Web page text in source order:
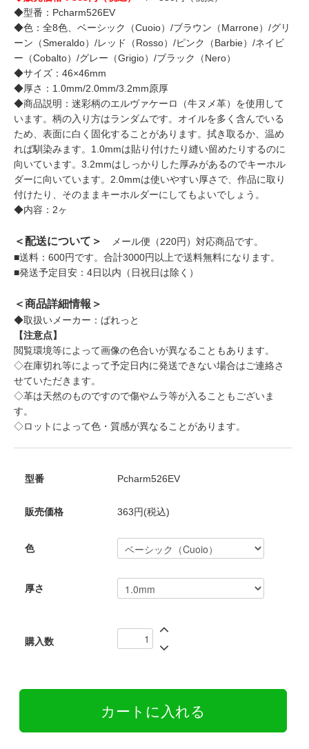
◆型番：Pcharm526EV
◆色：全8色、ベーシック（Cuoio）/ブラウン（Marrone）/グリ
ーン（Smeraldo）/レッド（Rosso）/ピンク（Barbie）/ネイビ
ー（Cobalto）/グレー（Grigio）/ブラック（Nero）
◆サイズ：46×46mm
◆厚さ：1.0mm/2.0mm/3.2mm原厚
◆商品説明：迷彩柄のエルヴァケーロ（牛ヌメ革）を使用して
います。柄の入り方はランダムです。オイルを多く含んでいる
ため、表面に白く固化することがあります。拭き取るか、温め
れば馴染みます。1.0mmは貼り付けたり縫い留めたりするのに
向いています。3.2mmはしっかりした厚みがあるのでキーホル
ダーに向いています。2.0mmは使いやすい厚さで、作品に取り
付けたり、そのままキーホルダーにしてもよいでしょう。
◆内容：2ヶ
＜配送について＞
メール便（220円）対応商品です。
■送料：600円です。合計3000円以上で送料無料になります。
■発送予定目安：4日以内（日祝日は除く）
＜商品詳細情報＞
◆取扱いメーカー：ぱれっと
【注意点】
閲覧環境等によって画像の色合いが異なることもあります。
◇在庫切れ等によって予定日内に発送できない場合はご連絡さ
せていただきます。
◇革は天然のものですので傷やムラ等が入ることもございま
す。
◇ロットによって色・質感が異なることがあります。
型番 Pcharm526EV
販売価格 363円(税込)
色
厚さ
購入数